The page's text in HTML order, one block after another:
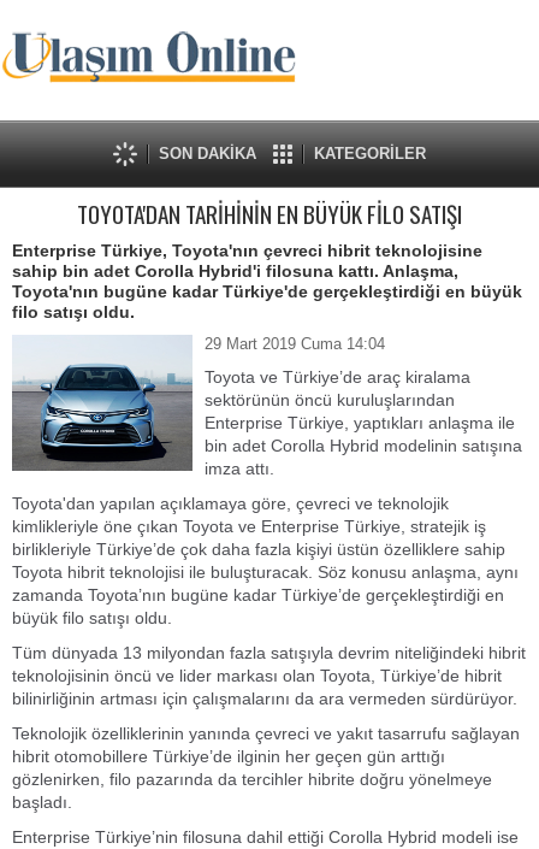
SON DAKİKA KATEGORİLER
TOYOTA'DAN TARİHİNİN EN BÜYÜK FİLO SATIŞI
Enterprise Türkiye, Toyota'nın çevreci hibrit teknolojisine
sahip bin adet Corolla Hybrid'i filosuna kattı. Anlaşma,
Toyota'nın bugüne kadar Türkiye'de gerçekleştirdiği en büyük
filo satışı oldu.
29 Mart 2019 Cuma 14:04
Toyota ve Türkiye’de araç kiralama
sektörünün öncü kuruluşlarından
Enterprise Türkiye, yaptıkları anlaşma ile
bin adet Corolla Hybrid modelinin satışına
imza attı.
Toyota'dan yapılan açıklamaya göre, çevreci ve teknolojik
kimlikleriyle öne çıkan Toyota ve Enterprise Türkiye, stratejik iş
birlikleriyle Türkiye’de çok daha fazla kişiyi üstün özelliklere sahip
Toyota hibrit teknolojisi ile buluşturacak. Söz konusu anlaşma, aynı
zamanda Toyota’nın bugüne kadar Türkiye’de gerçekleştirdiği en
büyük filo satışı oldu.
Tüm dünyada 13 milyondan fazla satışıyla devrim niteliğindeki hibrit
teknolojisinin öncü ve lider markası olan Toyota, Türkiye’de hibrit
bilinirliğinin artması için çalışmalarını da ara vermeden sürdürüyor.
Teknolojik özelliklerinin yanında çevreci ve yakıt tasarrufu sağlayan
hibrit otomobillere Türkiye’de ilginin her geçen gün arttığı
gözlenirken, filo pazarında da tercihler hibrite doğru yönelmeye
başladı.
Enterprise Türkiye’nin filosuna dahil ettiği Corolla Hybrid modeli ise